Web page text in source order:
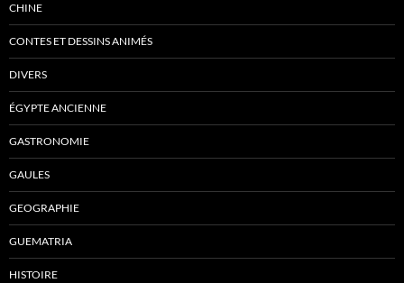
CHINE
CONTES ET DESSINS ANIMÉS
DIVERS
ÉGYPTE ANCIENNE
GASTRONOMIE
GAULES
GEOGRAPHIE
GUEMATRIA
HISTOIRE